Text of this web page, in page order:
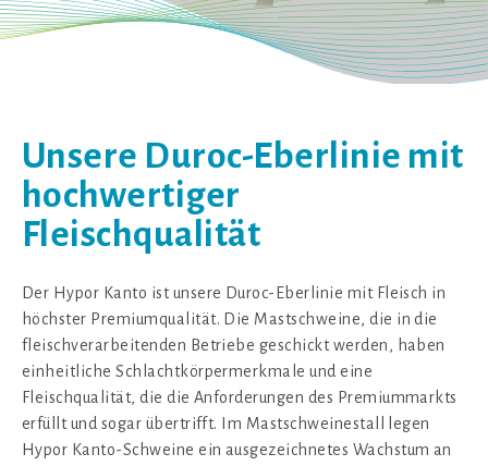
Unsere Duroc-Eberlinie mit
hochwertiger
Fleischqualität
Der Hypor Kanto ist unsere Duroc-Eberlinie mit Fleisch in
höchster Premiumqualität. Die Mastschweine, die in die
fleischverarbeitenden Betriebe geschickt werden, haben
einheitliche Schlachtkörpermerkmale und eine
Fleischqualität, die die Anforderungen des Premiummarkts
erfüllt und sogar übertrifft. Im Mastschweinestall legen
Hypor Kanto-Schweine ein ausgezeichnetes Wachstum an